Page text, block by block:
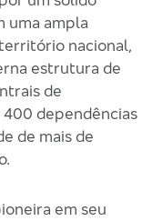
uma ampla
nacional,
estrutura de
de
dependências
de mais de
em seu